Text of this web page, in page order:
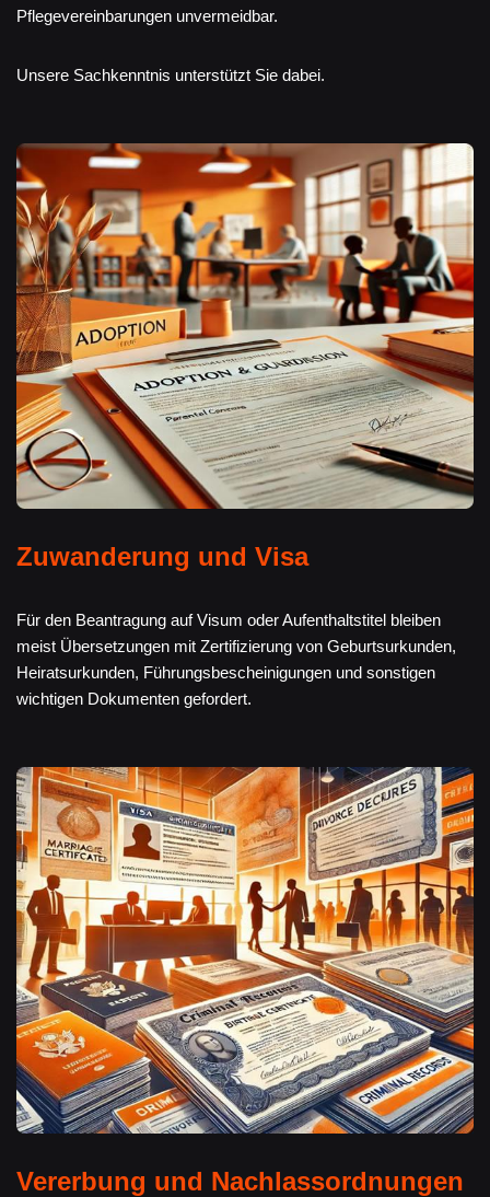
Pflegevereinbarungen unvermeidbar.
Unsere Sachkenntnis unterstützt Sie dabei.
Zuwanderung und Visa
Für den Beantragung auf Visum oder Aufenthaltstitel bleiben
meist Übersetzungen mit Zertifizierung von Geburtsurkunden,
Heiratsurkunden, Führungsbescheinigungen und sonstigen
wichtigen Dokumenten gefordert.
Vererbung und Nachlassordnungen